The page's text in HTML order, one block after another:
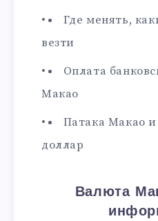
Где менять,
везти
Оплата
Макао
Патака Макао
доллар
Валюта